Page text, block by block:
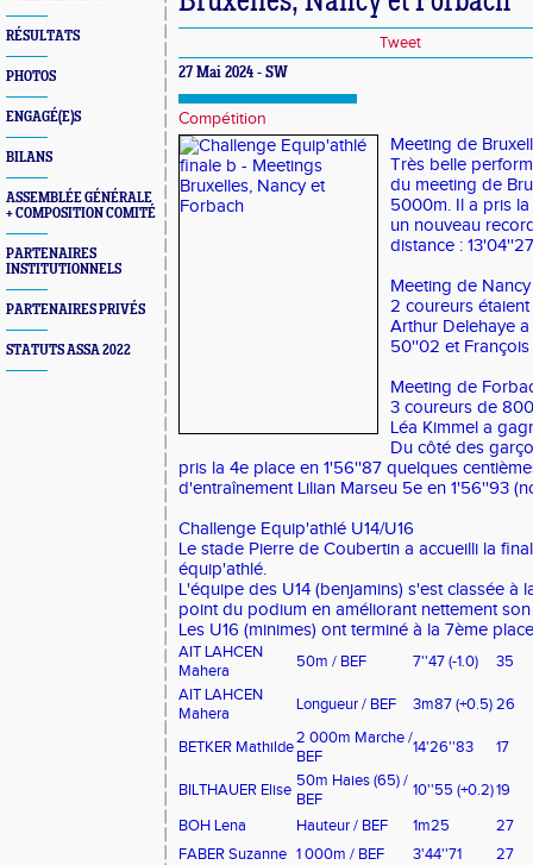
RÉSULTATS
PHOTOS
ENGAGÉ(E)S
BILANS
ASSEMBLÉE GÉNÉRALE
+ COMPOSITION COMITÉ
PARTENAIRES
INSTITUTIONNELS
PARTENAIRES PRIVÉS
STATUTS ASSA 2022
Tweet
27 Mai 2024 - SW
Compétition
Meeting de
Très belle
du meeting de
5000m. Il a pris la
un nouveau
distance :
Meeting de Nancy
2 coureurs
Arthur Delehaye
50''02 et
Meeting de
3 coureurs de
Léa Kimmel a
Du côté des
pris la 4e place en 1'56''87 quelques
d'entraînement Lilian Marseu 5e en 1'56''93
Challenge Equip'athlé U14/U16
Le stade Pierre de Coubertin a accueilli la
équip'athlé.
L'équipe des U14 (benjamins) s'est classée à
point du podium en améliorant nettement
Les U16 (minimes) ont terminé à la 7ème
AIT LAHCEN
Mahera
50m / BEF 7''47(-1.0)
35
AIT LAHCEN
Mahera
Longueur / BEF 3m87(+0.5)26
BETKER Mathilde2 000m Marche /
BEF
14'26''83 17
BILTHAUER Elise 50m Haies (65) /
BEF
10''55 (+0.2)19
BOH Lena
Hauteur / BEF 1m25
27
FABER Suzanne 1 000m / BEF 3'44''71
27